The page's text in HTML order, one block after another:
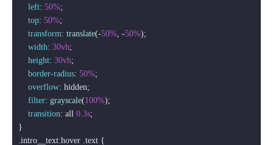
left: 50%;
top: 50%;
transform: translate(-50%, -50%);
width: 30vh;
height: 30vh;
border-radius: 50%;
overflow: hidden;
filter: grayscale(100%);
transition: all 0.3s;
.intro__text:hover .text {